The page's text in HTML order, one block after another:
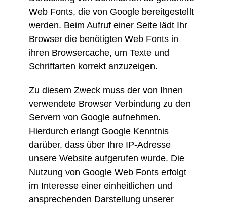
Web Fonts, die von Google bereitgestellt
werden. Beim Aufruf einer Seite lädt Ihr
Browser die benötigten Web Fonts in
ihren Browsercache, um Texte und
Schriftarten korrekt anzuzeigen.
Zu diesem Zweck muss der von Ihnen
verwendete Browser Verbindung zu den
Servern von Google aufnehmen.
Hierdurch erlangt Google Kenntnis
darüber, dass über Ihre IP-Adresse
unsere Website aufgerufen wurde. Die
Nutzung von Google Web Fonts erfolgt
im Interesse einer einheitlichen und
ansprechenden Darstellung unserer